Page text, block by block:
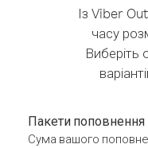
Із Viber
часу
Виберіть
Пакети поповнення
Сума вашого